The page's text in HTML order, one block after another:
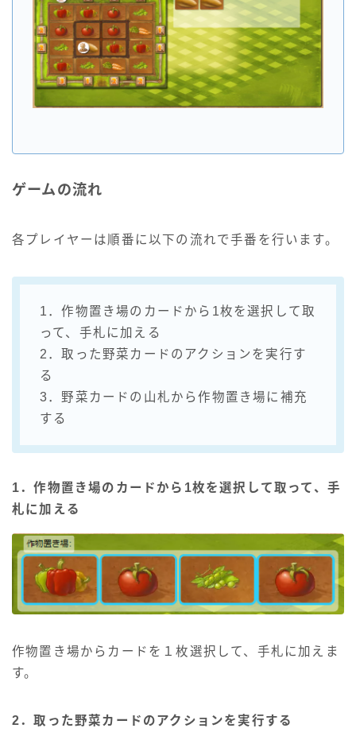
ゲームの流れ
各プレイヤーは順番に以下の流れで手番を行います。
1．作物置き場のカードから1枚を選択して取
って、手札に加える
2．取った野菜カードのアクションを実行す
る
3．野菜カードの山札から作物置き場に補充
する
1．作物置き場のカードから1枚を選択して取って、手
札に加える
作物置き場からカードを１枚選択して、手札に加えま
す。
2．取った野菜カードのアクションを実行する